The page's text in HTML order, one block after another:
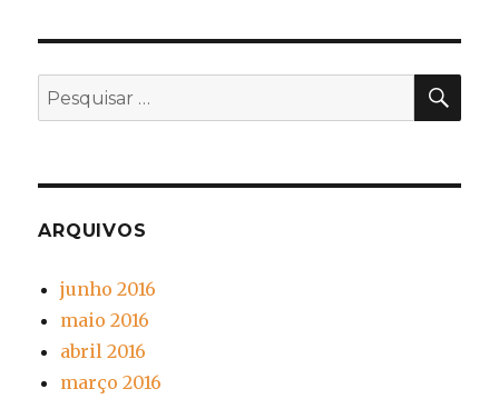
Pesquisar
por:
ARQUIVOS
junho 2016
maio 2016
abril 2016
março 2016